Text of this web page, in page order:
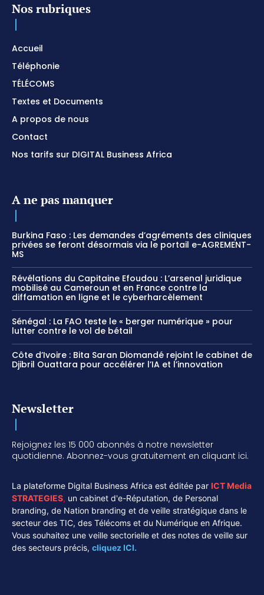
Nos rubriques
Accueil
Téléphonie
TÉLÉCOMS
Textes et Documents
A propos de nous
Contact
Nos tarifs sur DIGITAL Business Africa
A ne pas manquer
Burkina Faso : Les demandes d’agréments des cliniques
privées se feront désormais via le portail e-AGREMENT-
MS
Révélations du Capitaine Efoudou : L’arsenal juridique
mobilisé au Cameroun et en France contre la
diffamation en ligne et le cyberharcèlement
Sénégal : La FAO teste le « berger numérique » pour
lutter contre le vol de bétail
Côte d’Ivoire : Bita Saran Diomandé rejoint le cabinet de
Djibril Ouattara pour accélérer l’IA et l’innovation
Newsletter
Rejoignez les 15 000 abonnés à notre newsletter
quotidienne. Abonnez-vous gratuitement en cliquant ici.
La plateforme Digital Business Africa est éditée par ICT Media
STRATEGIES, un cabinet d'e-Réputation, de Personal
branding, de Nation branding et de veille stratégique dans le
secteur des TIC, des Télécoms et du Numérique en Afrique.
Vous souhaitez une veille sectorielle et des notes de veille sur
des secteurs précis, cliquez ICI.